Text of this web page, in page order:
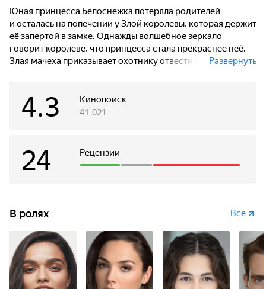
Юная принцесса Белоснежка потеряла родителей
и осталась на попечении у Злой королевы, которая держит
её запертой в замке. Однажды волшебное зеркало
говорит королеве, что принцесса стала прекраснее неё.
Злая мачеха приказывает охотнику отвести Белоснежку
в домике семи гномов.
Развернуть
Кинопоиск
4.3 41 021
Рецензии
24
В ролях Все